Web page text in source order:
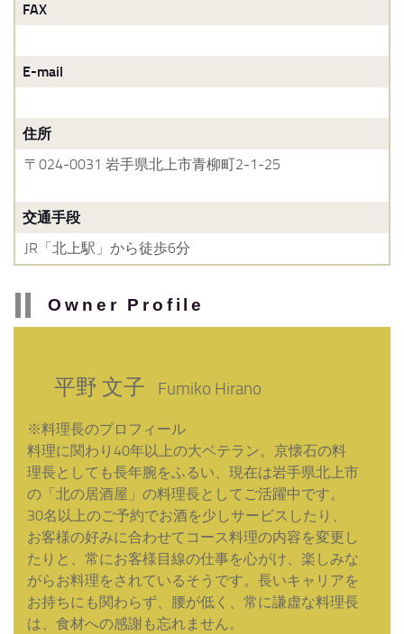
FAX
E-mail
住所
〒024-0031 岩手県北上市青柳町2-1-25
交通手段
JR「北上駅」から徒歩6分
Owner Profile
平野 文子 Fumiko Hirano
※料理長のプロフィール
料理に関わり40年以上の大ベテラン。京懐石の料
理長としても長年腕をふるい、現在は岩手県北上市
の「北の居酒屋」の料理長としてご活躍中です。
30名以上のご予約でお酒を少しサービスしたり、
お客様の好みに合わせてコース料理の内容を変更し
たりと、常にお客様目線の仕事を心がけ、楽しみな
がらお料理をされているそうです。長いキャリアを
お持ちにも関わらず、腰が低く、常に謙虚な料理長
は、食材への感謝も忘れません。